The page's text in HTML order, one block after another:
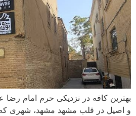
بهترین کافه در نزدیکی حرم امام رضا
و اصیل در قلب مشهد مشهد، شهری که